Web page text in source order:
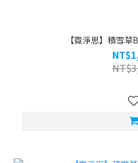
【霓淨思】積雪